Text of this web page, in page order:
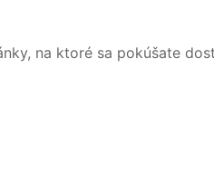
na ktoré sa pokúšate